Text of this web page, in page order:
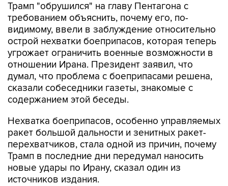
Трамп "обрушился" на главу Пентагона с
требованием объяснить, почему его, по-
видимому, ввели в заблуждение относительно
острой нехватки боеприпасов, которая теперь
угрожает ограничить военные возможности в
отношении Ирана. Президент заявил, что
думал, что проблема с боеприпасами решена,
сказали собеседники газеты, знакомые с
содержанием этой беседы.
Нехватка боеприпасов, особенно управляемых
ракет большой дальности и зенитных ракет-
перехватчиков, стала одной из причин, почему
Трамп в последние дни передумал наносить
новые удары по Ирану, сказал один из
источников издания.